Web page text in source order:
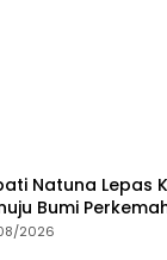
Natuna Lepas
Bumi
2026